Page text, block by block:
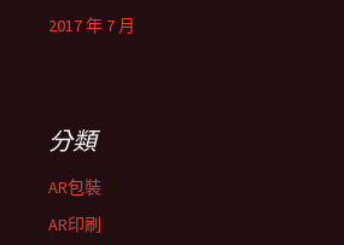
2017 年 7 月
分類
AR包裝
AR印刷